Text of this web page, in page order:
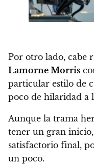
Por otro lado, cabe
Lamorne Morris
particular estilo de
poco de hilaridad a
Aunque la trama
tener un gran
satisfactorio final,
un poco.